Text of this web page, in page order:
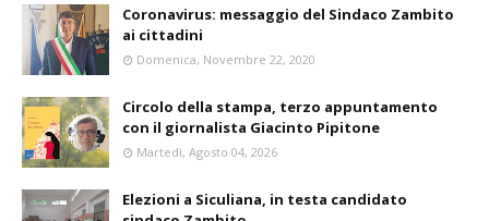
Coronavirus: messaggio del Sindaco Zambito
ai cittadini
Domenica, Novembre 22, 2020
Circolo della stampa, terzo appuntamento
con il giornalista Giacinto Pipitone
Martedì, Agosto 04, 2026
Elezioni a Siculiana, in testa candidato